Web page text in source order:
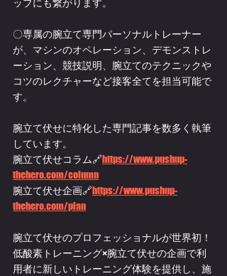
ップにも繋がります。
〇専属の腕立て専門パーソナルトレーナー
が、マシンのオペレーション、デモンストレ
ーション、競技説明、腕立てのテクニックや
コツのレクチャーなど接客全てを担当可能で
す。
腕立て伏せに特化した専門記事を数多く執筆
しています。
腕立て伏せコラム🔗https://www.pushup-
thehero.com/column
腕立て伏せ企画🔗https://www.pushup-
thehero.com/plan
腕立て伏せのプロフェッショナルが世界初！
低酸素トレーニング×腕立て伏せの企画で利
用者に新しいトレーニング体験を提供し、施